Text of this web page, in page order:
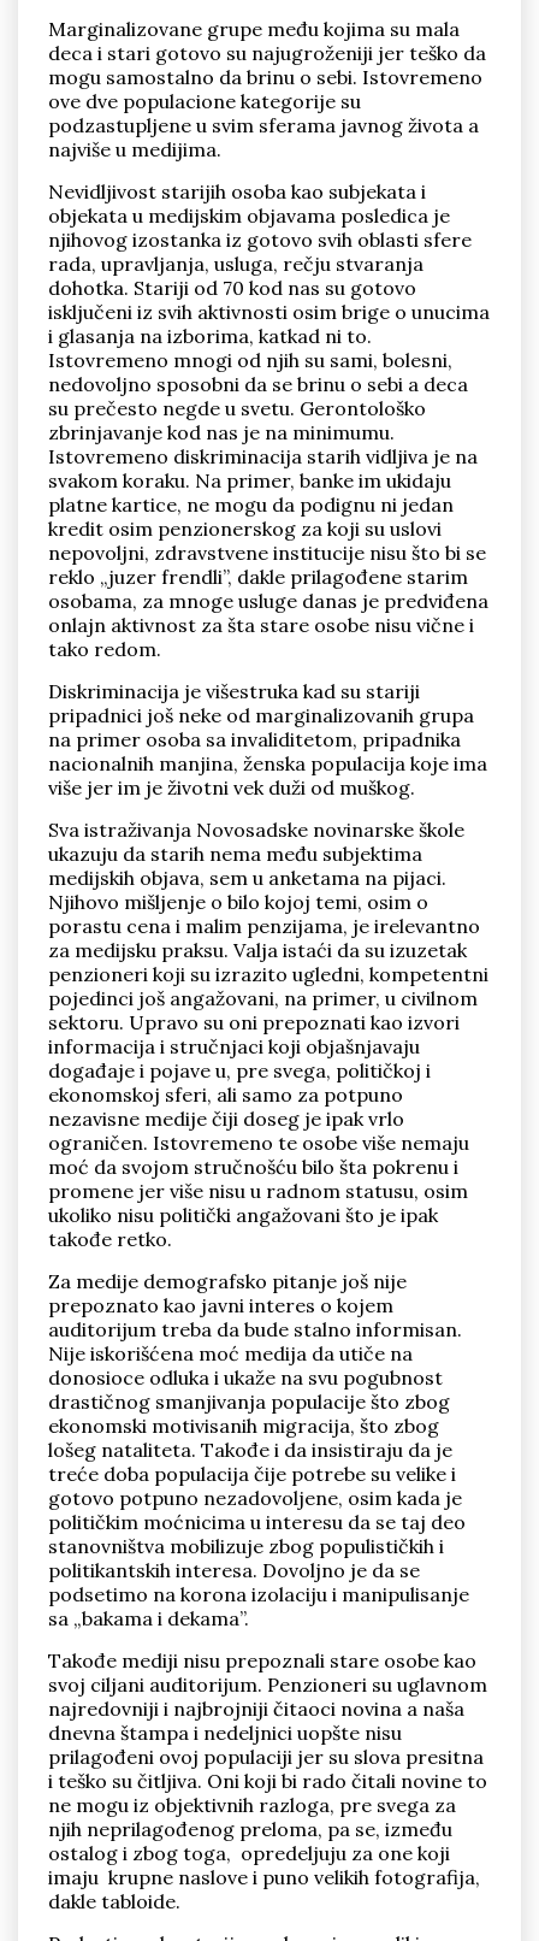
Marginalizovane grupe među kojima su mala
deca i stari gotovo su najugroženiji jer teško da
mogu samostalno da brinu o sebi. Istovremeno
ove dve populacione kategorije su
podzastupljene u svim sferama javnog života a
najviše u medijima.
Nevidljivost starijih osoba kao subjekata i
objekata u medijskim objavama posledica je
njihovog izostanka iz gotovo svih oblasti sfere
rada, upravljanja, usluga, rečju stvaranja
dohotka. Stariji od 70 kod nas su gotovo
isključeni iz svih aktivnosti osim brige o unucima
i glasanja na izborima, katkad ni to.
Istovremeno mnogi od njih su sami, bolesni,
nedovoljno sposobni da se brinu o sebi a deca
su prečesto negde u svetu. Gerontološko
zbrinjavanje kod nas je na minimumu.
Istovremeno diskriminacija starih vidljiva je na
svakom koraku. Na primer, banke im ukidaju
platne kartice, ne mogu da podignu ni jedan
kredit osim penzionerskog za koji su uslovi
nepovoljni, zdravstvene institucije nisu što bi se
reklo „juzer frendli”, dakle prilagođene starim
osobama, za mnoge usluge danas je predviđena
onlajn aktivnost za šta stare osobe nisu vične i
tako redom.
Diskriminacija je višestruka kad su stariji
pripadnici još neke od marginalizovanih grupa
na primer osoba sa invaliditetom, pripadnika
nacionalnih manjina, ženska populacija koje ima
više jer im je životni vek duži od muškog.
Sva istraživanja Novosadske novinarske škole
ukazuju da starih nema među subjektima
medijskih objava, sem u anketama na pijaci.
Njihovo mišljenje o bilo kojoj temi, osim o
porastu cena i malim penzijama, je irelevantno
za medijsku praksu. Valja istaći da su izuzetak
penzioneri koji su izrazito ugledni, kompetentni
pojedinci još angažovani, na primer, u civilnom
sektoru. Upravo su oni prepoznati kao izvori
informacija i stručnjaci koji objašnjavaju
događaje i pojave u, pre svega, političkoj i
ekonomskoj sferi, ali samo za potpuno
nezavisne medije čiji doseg je ipak vrlo
ograničen. Istovremeno te osobe više nemaju
moć da svojom stručnošću bilo šta pokrenu i
promene jer više nisu u radnom statusu, osim
ukoliko nisu politički angažovani što je ipak
takođe retko.
Za medije demografsko pitanje još nije
prepoznato kao javni interes o kojem
auditorijum treba da bude stalno informisan.
Nije iskorišćena moć medija da utiče na
donosioce odluka i ukaže na svu pogubnost
drastičnog smanjivanja populacije što zbog
ekonomski motivisanih migracija, što zbog
lošeg nataliteta. Takođe i da insistiraju da je
treće doba populacija čije potrebe su velike i
gotovo potpuno nezadovoljene, osim kada je
političkim moćnicima u interesu da se taj deo
stanovništva mobilizuje zbog populističkih i
politikantskih interesa. Dovoljno je da se
podsetimo na korona izolaciju i manipulisanje
sa „bakama i dekama”.
Takođe mediji nisu prepoznali stare osobe kao
svoj ciljani auditorijum. Penzioneri su uglavnom
najredovniji i najbrojniji čitaoci novina a naša
dnevna štampa i nedeljnici uopšte nisu
prilagođeni ovoj populaciji jer su slova presitna
i teško su čitljiva. Oni koji bi rado čitali novine to
ne mogu iz objektivnih razloga, pre svega za
njih neprilagođenog preloma, pa se, između
ostalog i zbog toga, opredeljuju za one koji
imaju krupne naslove i puno velikih fotografija,
dakle tabloide.